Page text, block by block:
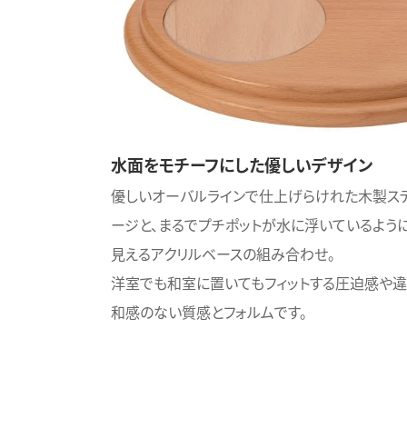
水面をモチーフにした優しいデザイン
優しいオーバルラインで仕上げらけれた木製ス
ージと、まるでプチポットが水に浮いているよう
見えるアクリルベースの組み合わせ。
洋室でも和室に置いてもフィットする圧迫感や違
和感のない質感とフォルムです。